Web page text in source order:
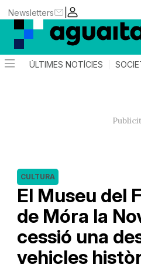
|
Newsletters
ÚLTIMES NOTÍCIES
El Museu del
de Móra la
cessió una
vehicles
CULTURA